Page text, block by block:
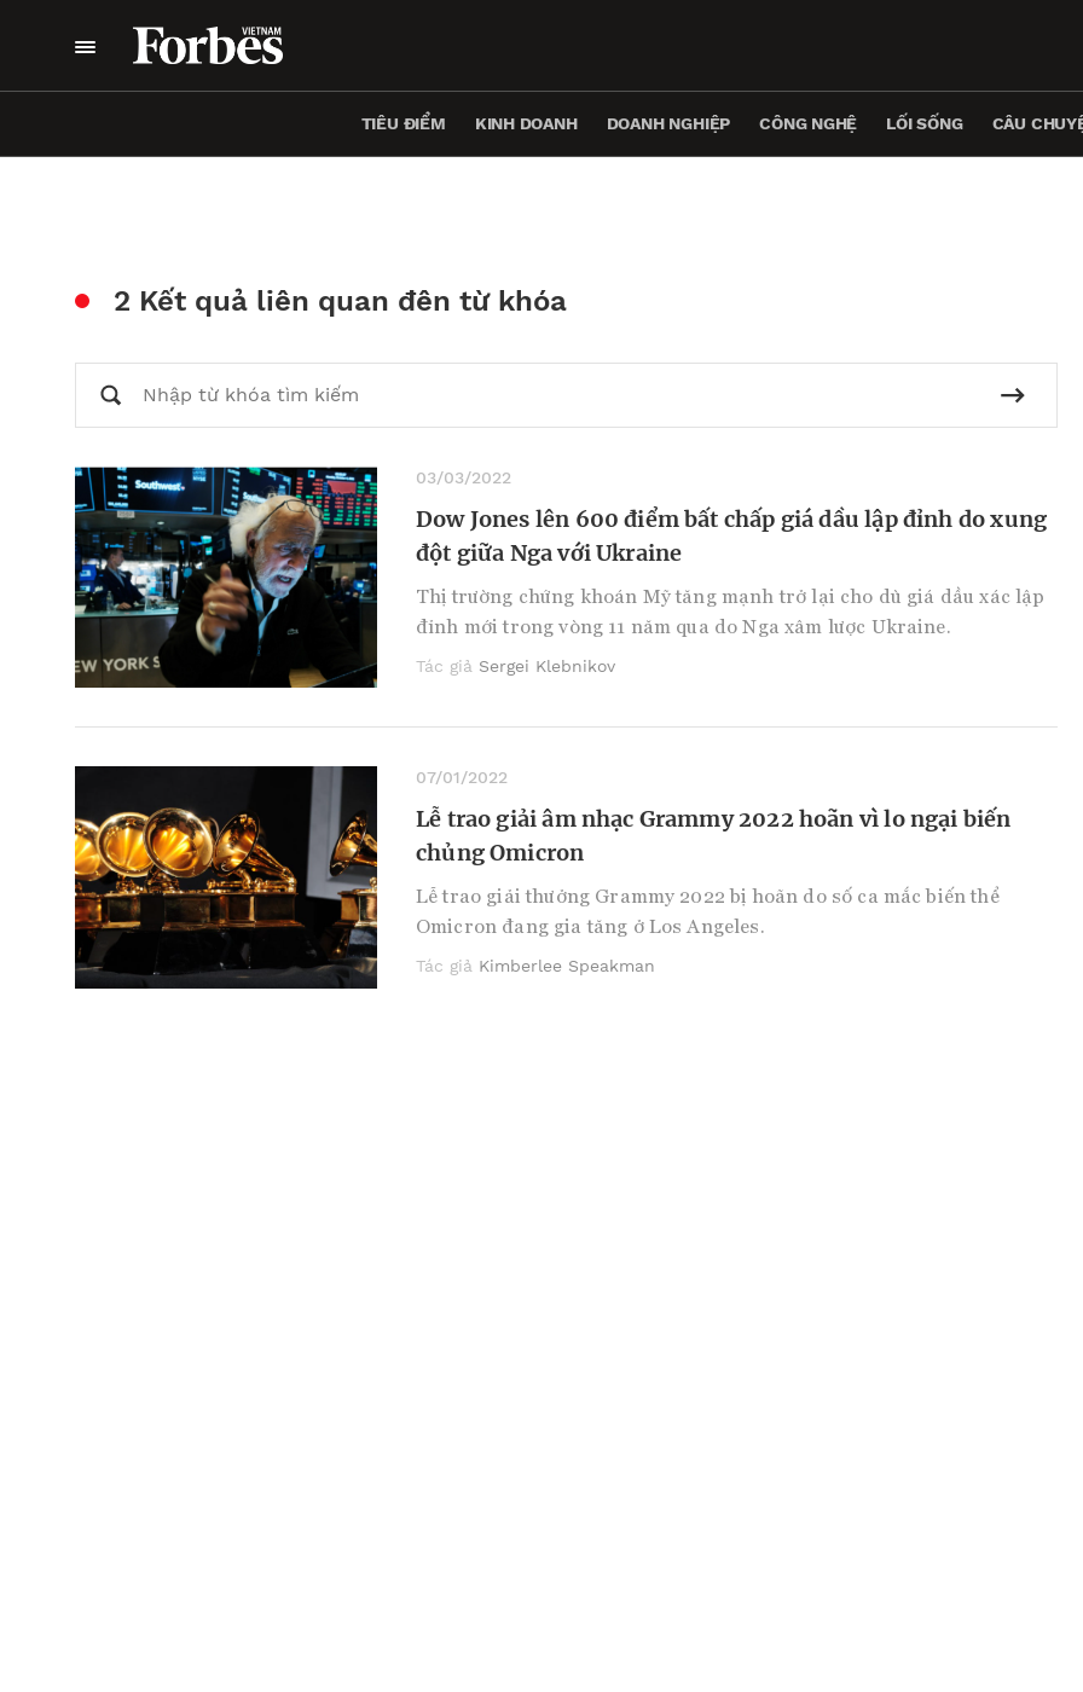
TIÊU ĐIỂM KINH DOANH DOANH NGHIỆP CÔNG NGHỆ LỐI SỐNG CÂU
2 Kết quả liên quan đên từ khóa
03/03/2022
Dow Jones lên 600 điểm bất chấp giá dầu lập đỉnh do xung
đột giữa Nga với Ukraine
Thị trường chứng khoán Mỹ tăng mạnh trở lại cho dù giá dầu xác lập
đỉnh mới trong vòng 11 năm qua do Nga xâm lược Ukraine.
Tác giả Sergei Klebnikov
07/01/2022
Lễ trao giải âm nhạc Grammy 2022 hoãn vì lo ngại biến
chủng Omicron
Lễ trao giải thưởng Grammy 2022 bị hoãn do số ca mắc biến thể
Omicron đang gia tăng ở Los Angeles.
Tác giả Kimberlee Speakman